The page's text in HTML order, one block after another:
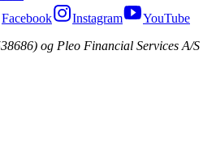
Facebook Instagram
YouTube
og Pleo Financial Services A/S